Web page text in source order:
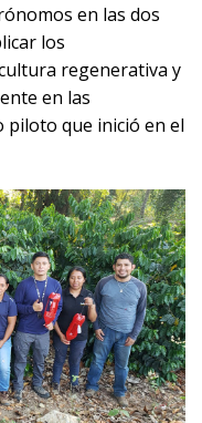
en las dos
los
regenerativa y
en las
piloto que inició en el